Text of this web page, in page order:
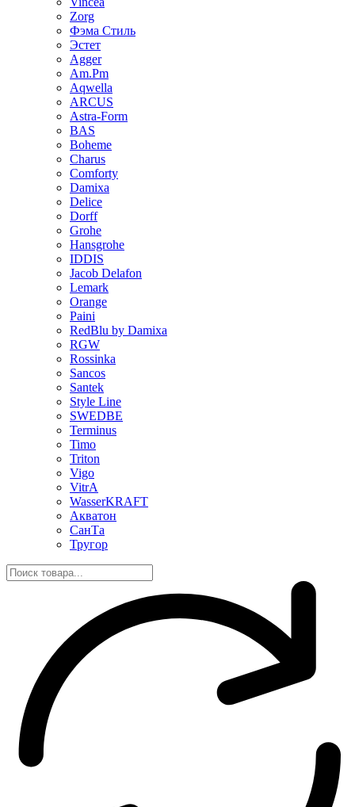
Zorg
Фэма Стиль
Эстет
Agger
Am.Pm
Aqwella
ARCUS
Astra-Form
BAS
Boheme
Charus
Comforty
Damixa
Delice
Dorff
Grohe
Hansgrohe
IDDIS
Jacob Delafon
Lemark
Orange
Paini
RedBlu by Damixa
RGW
Rossinka
Sancos
Santek
Style Line
SWEDBE
Terminus
Timo
Triton
Vigo
VitrA
WasserKRAFT
Акватон
СанТа
Тругор